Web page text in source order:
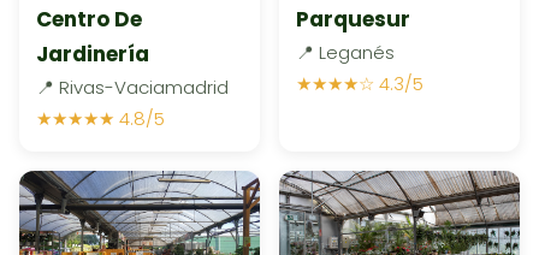
Centro De
Jardinería
📍 Rivas-Vaciamadrid
★★★★★ 4.8/5
Parquesur
📍 Leganés
★★★★☆ 4.3/5